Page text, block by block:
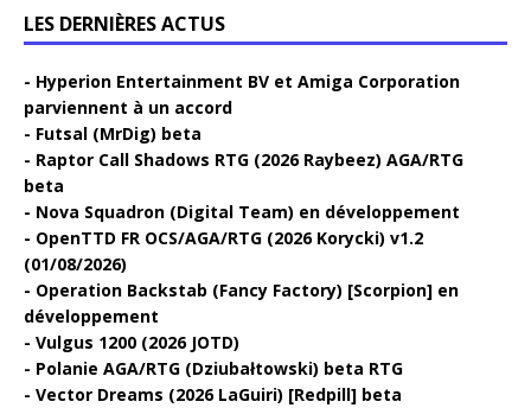
LES DERNIÈRES ACTUS
Hyperion Entertainment BV et Amiga Corporation
parviennent à un accord
Futsal (MrDig) beta
Raptor Call Shadows RTG (2026 Raybeez) AGA/RTG
beta
Nova Squadron (Digital Team) en développement
OpenTTD FR OCS/AGA/RTG (2026 Korycki) v1.2
(01/08/2026)
Operation Backstab (Fancy Factory) [Scorpion] en
développement
Vulgus 1200 (2026 JOTD)
Polanie AGA/RTG (Dziubałtowski) beta RTG
Vector Dreams (2026 LaGuiri) [Redpill] beta